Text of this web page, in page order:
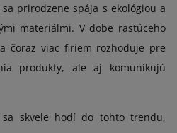
prirodzene spája s ekológiou a
materiálmi. V dobe rastúceho
čoraz viac firiem rozhoduje pre
produkty, ale aj komunikujú
sa skvele hodí do tohto trendu,